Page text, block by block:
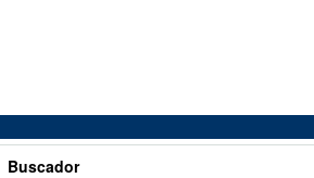
Buscador